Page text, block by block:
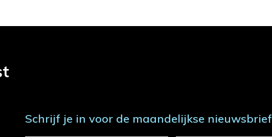
Schrijf je in voor de maandelijkse nieuwsbrief